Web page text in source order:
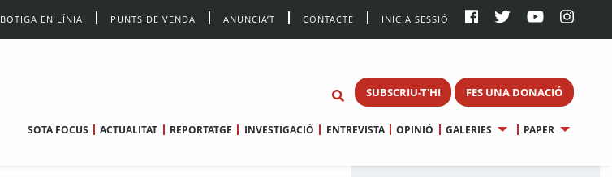
BOTIGA EN LÍNIA PUNTS DE VENDA ANUNCIA’T CONTACTE INICIA SESSIÓ
SUBSCRIU-T'HI FES UNA DONACIÓ
SOTA FOCUS ACTUALITAT REPORTATGE INVESTIGACIÓ ENTREVISTA OPINIÓ GALERIES PAPER